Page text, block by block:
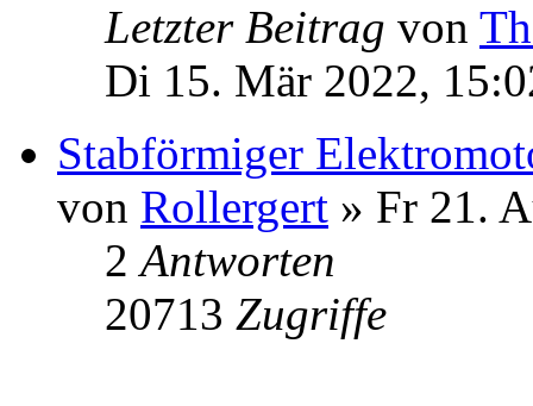
Letzter Beitrag von
Di 15. Mär 2022,
Stabförmiger
von Rollergert » Fr 21.
2Antworten
20713 Zugriffe